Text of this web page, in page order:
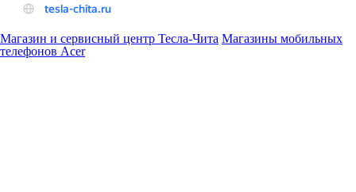
Магазин и сервисный центр Тесла-Чита Магазины мобильных
телефонов Acer